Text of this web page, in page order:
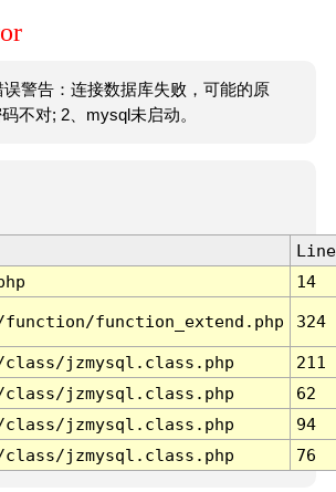
误警告：连接数据库失败，可能的原
不对; 2、mysql未启动。
Line
14
function/function_extend.php 324
class/jzmysql.class.php
211
class/jzmysql.class.php
62
class/jzmysql.class.php
94
class/jzmysql.class.php 76